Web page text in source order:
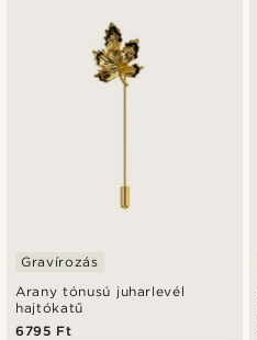
Arany tónusú juharlevél
hajtókatű
Gravírozás
6795 Ft